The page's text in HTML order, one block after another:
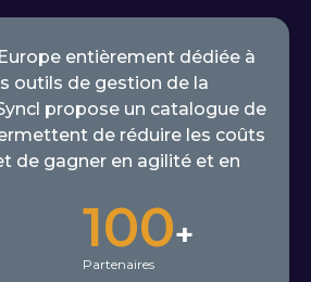
entièrement dédiée à
outils de gestion de la
propose un catalogue de
de réduire les coûts
de gagner en agilité et en
100+
Partenaires